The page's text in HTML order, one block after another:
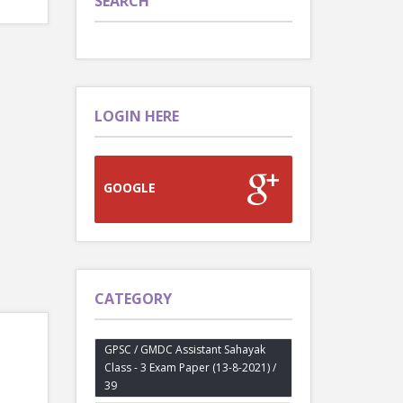
LOGIN HERE
GOOGLE
CATEGORY
GPSC / GMDC Assistant Sahayak
Class - 3 Exam Paper (13-8-2021) /
39